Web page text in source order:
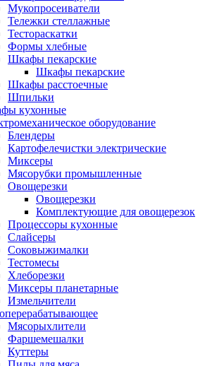
Мукопросеиватели
Тележки стеллажные
Тестораскатки
Формы хлебные
Шкафы пекарские
Шкафы пекарские
Шкафы расстоечные
Шпильки
кухонные
оборудование
Блендеры
Картофелечистки электрические
Миксеры
Мясорубки промышленные
Овощерезки
Овощерезки
Комплектующие для овощерезок
Процессоры кухонные
Слайсеры
Соковыжималки
Тестомесы
Хлеборезки
Миксеры планетарные
Измельчители
Мясорыхлители
Фаршемешалки
Куттеры